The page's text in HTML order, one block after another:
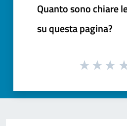
Quanto sono chiare
su questa pagina?